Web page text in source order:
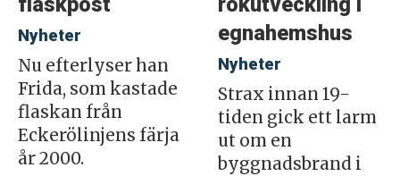
Nyheter
Nu efterlyser han
Frida, som kastade
flaskan från
Eckerölinjens färja
år 2000.
egnahemshus
Nyheter
Strax innan 19-
tiden gick ett larm
ut om en
byggnadsbrand i